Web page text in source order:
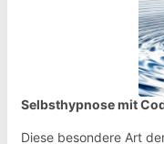
Selbsthypnose mit
Diese besondere Art